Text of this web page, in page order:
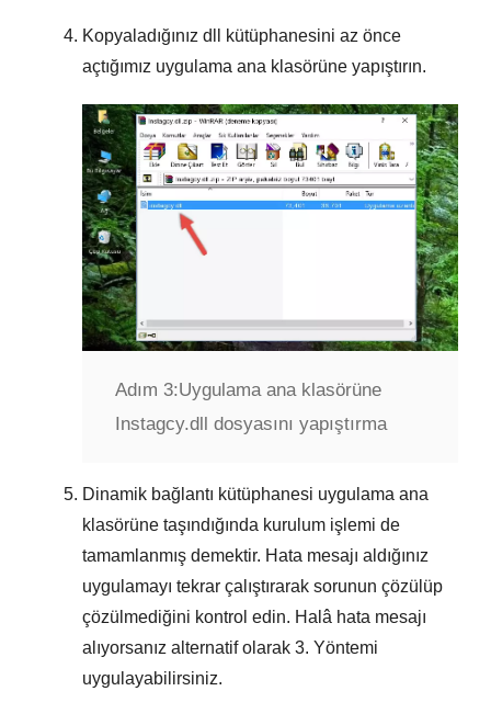
Kopyaladığınız dll kütüphanesini az önce
açtığımız uygulama ana klasörüne yapıştırın.
Adım 3:Uygulama ana klasörüne
Instagcy.dll dosyasını yapıştırma
Dinamik bağlantı kütüphanesi uygulama ana
klasörüne taşındığında kurulum işlemi de
tamamlanmış demektir. Hata mesajı aldığınız
uygulamayı tekrar çalıştırarak sorunun çözülüp
çözülmediğini kontrol edin. Halâ hata mesajı
alıyorsanız alternatif olarak 3. Yöntemi
uygulayabilirsiniz.